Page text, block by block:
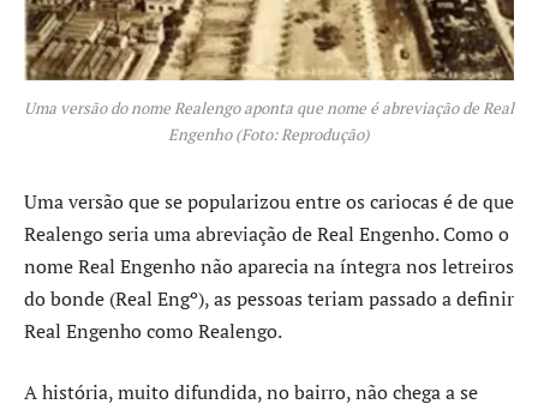
Uma versão do nome Realengo aponta que nome é abreviação de Real
Engenho (Foto: Reprodução)
Uma versão que se popularizou entre os cariocas é de que
Realengo seria uma abreviação de Real Engenho. Como o
nome Real Engenho não aparecia na íntegra nos letreiros
do bonde (Real Engº), as pessoas teriam passado a definir
Real Engenho como Realengo.
A história, muito difundida, no bairro, não chega a se